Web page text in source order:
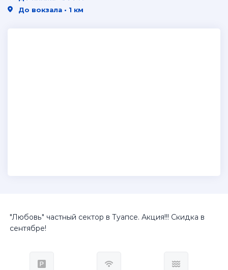
"Любовь" частный сектор в Туапсе. Акция!!! Скидка в
сентябре!
До вокзала • 1 км